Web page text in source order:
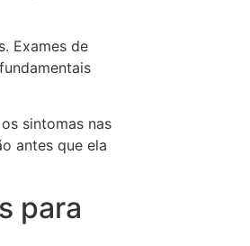
Exames de
sintomas nas
antes que ela
para